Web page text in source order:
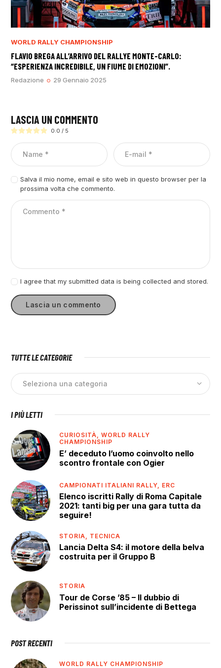
WORLD RALLY CHAMPIONSHIP
FLAVIO BREGA ALL’ARRIVO DEL RALLYE MONTE-CARLO:
“ESPERIENZA INCREDIBILE, UN FIUME DI EMOZIONI”.
Redazione 29 Gennaio 2025
LASCIA UN COMMENTO
0.0 / 5
Salva il mio nome, email e sito web in questo browser per la
prossima volta che commento.
I agree that my submitted data is being collected and stored.
TUTTE LE CATEGORIE
I PIÙ LETTI
CURIOSITÀ,WORLD RALLY
CHAMPIONSHIP
E’ deceduto l’uomo coinvolto nello
scontro frontale con Ogier
CAMPIONATI ITALIANI RALLY, ERC
Elenco iscritti Rally di Roma Capitale
2021: tanti big per una gara tutta da
seguire!
STORIA, TECNICA
Lancia Delta S4: il motore della belva
costruita per il Gruppo B
STORIA
Tour de Corse ’85 – Il dubbio di
Perissinot sull’incidente di Bettega
POST RECENTI
WORLD RALLY CHAMPIONSHIP